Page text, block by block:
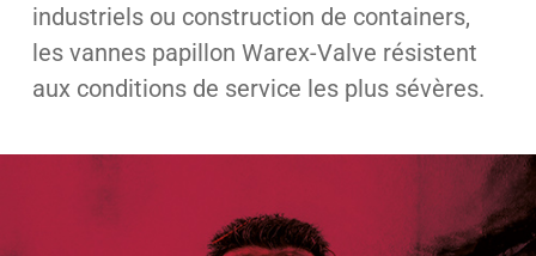
industriels ou construction de containers,
les vannes papillon Warex-Valve résistent
aux conditions de service les plus sévères.